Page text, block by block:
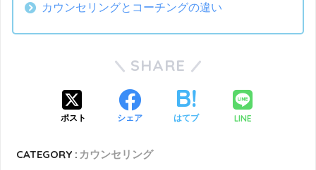
カウンセリングとコーチングの違い
SHARE
ポスト シェア はてブ LINE
CATEGORY : カウンセリング